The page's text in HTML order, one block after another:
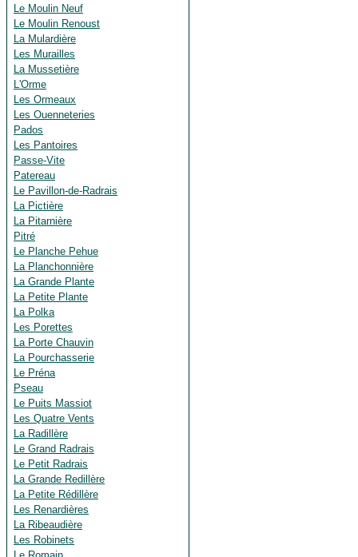
Le Moulin Neuf
Le Moulin Renoust
La Mulardière
Les Murailles
La Mussetière
L'Orme
Les Ormeaux
Les Ouenneteries
Pados
Les Pantoires
Passe-Vite
Patereau
Le Pavillon-de-Radrais
La Pictière
La Pitarnière
Pitré
Le Planche Pehue
La Planchonnière
La Grande Plante
La Petite Plante
La Polka
Les Porettes
La Porte Chauvin
La Pourchasserie
Le Préna
Pseau
Le Puits Massiot
Les Quatre Vents
La Radillère
Le Grand Radrais
Le Petit Radrais
La Grande Redillère
La Petite Rédillère
Les Renardières
La Ribeaudière
Les Robinets